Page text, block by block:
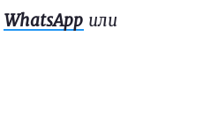
WhatsApp или